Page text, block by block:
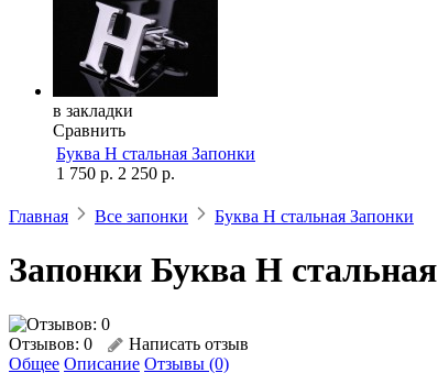
в закладки
Сравнить
Буква Н стальная Запонки
1 750 р. 2 250 р.
Главная Все запонки Буква Н стальная Запонки
Запонки Буква H стальная
Отзывов: 0
Написать отзыв
Общее Описание Отзывы (0)